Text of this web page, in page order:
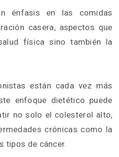
énfasis en las comidas
casera, aspectos que
física sino también la
están cada vez más
enfoque dietético puede
no solo el colesterol alto,
crónicas como la
tipos de cáncer.